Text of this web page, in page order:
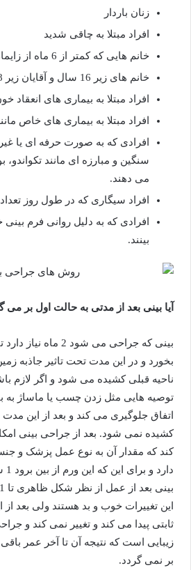
زنان باردار
افراد مبتلا به چاقی شدید
خانم هایی که کمتر از 6 ماه از زایمان آن ها می گذرد.
خانم های زیر 16 سال و آقایان زیر 18 سال
افراد مبتلا به بیماری های انعقاد
افراد مبتلا به بیماری های خاص
افرادی که به صورت حرفه ای یا
سنگین و مبارزه ای مانند
می دهند.
افراد سیگاری که در طول روز
افرادی که به دلیل روانی فرم
بینند.
آیا بینی بعد از مدتی به حالت اول بر می
بینی که جراحی می شود
بخورد و در این مدت تحت تاثیر جاذبه
ناحیه قبلی کشیده می شود و اگر لازم
توصیه هایی مثل زدن چسب یا ماساژ به
اتفاق جلوگیری می کند و بعد از این
کشیده نمی شود. بعد از جراحی بینی
کند که مقدار آن به نوع عمل پزشک و
این تغییرات خوب و بد هستند ولی بعد
ثابتی پیدا می کند و تغییر نمی کند و
زیبایی است که نتیجه آن تا آخر عمر
بر نمی گردد.